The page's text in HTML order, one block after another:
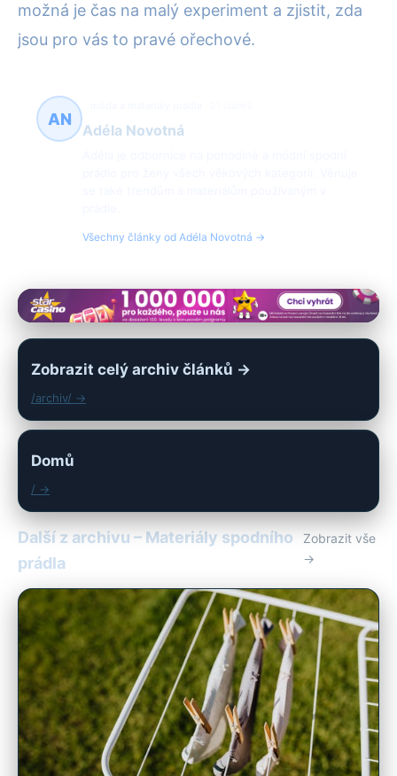
možná je čas na malý experiment a zjistit, zda
jsou pro vás to pravé ořechové.
AN
Adéla Novotná
Všechny články od Adéla Novotná →
Zobrazit celý archiv článků →
/archiv/ →
Domů
/ →
Další z archivu – Materiály spodního
prádla
Zobrazit vše
→